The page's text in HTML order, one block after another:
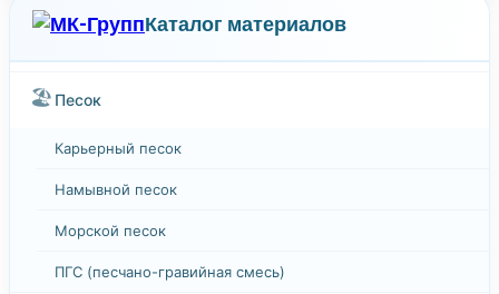
Каталог материалов
🏖️ Песок
Карьерный песок
Намывной песок
Морской песок
ПГС (песчано-гравийная смесь)